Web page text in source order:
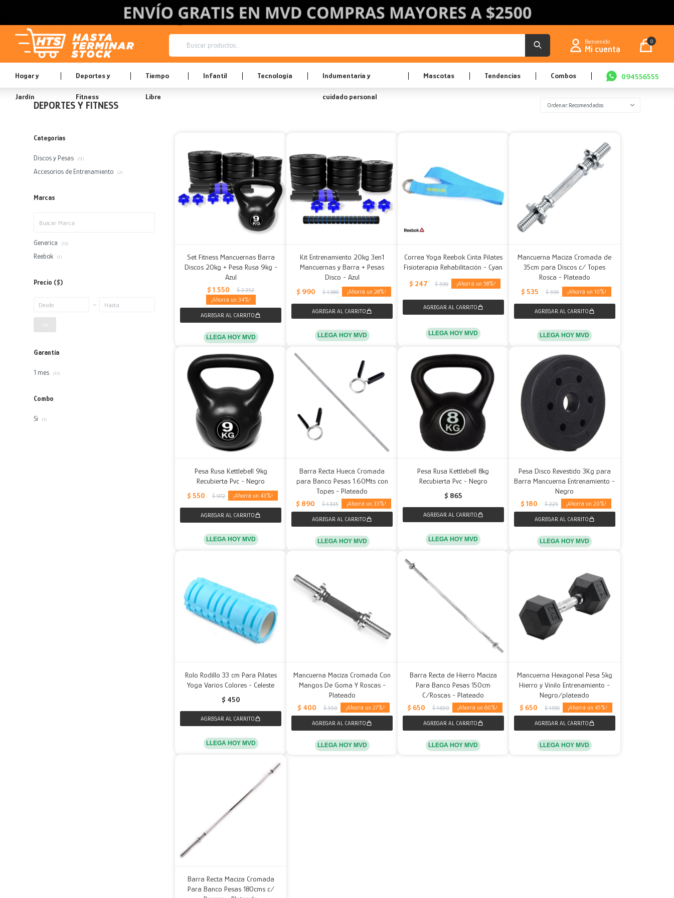
Hogar y
Jardín
Deportes y
Fitness
Tiempo
Libre
Infantil Tecnología Indumentaria y
cuidado personal
Mascotas Tendencias Combos 094556555
0
DEPORTES Y FITNESS Recomendados
Set Fitness Mancuernas Barra
Discos 20kg + Pesa Rusa 9kg -
Azul
$ 1.550 $ 2.352
34
LLEGA HOY MVD
Kit Entrenamiento 20kg 3en1
Mancuernas y Barra + Pesas
Disco - Azul
$ 990 $ 1.380 28
LLEGA HOY MVD
Correa Yoga Reebok Cinta Pilates
Fisioterapia Rehabilitación - Cyan
$ 247 $ 599 58
LLEGA HOY MVD
Mancuerna Maciza Cromada de
35cm para Discos c/ Topes
Rosca - Plateado
$ 535 $ 595 10
LLEGA HOY MVD
Pesa Rusa Kettlebell 9kg
Recubierta Pvc - Negro
$ 550 $ 972 43
LLEGA HOY MVD
Barra Recta Hueca Cromada
para Banco Pesas 1.60Mts con
Topes - Plateado
$ 890 $ 1.335 33
LLEGA HOY MVD
Pesa Rusa Kettlebell 8kg
Recubierta Pvc - Negro
$ 865
LLEGA HOY MVD
Pesa Disco Revestido 3Kg para
Barra Mancuerna Entrenamiento -
Negro
$ 180 $ 225 20
LLEGA HOY MVD
Rolo Rodillo 33 cm Para Pilates
Yoga Varios Colores - Celeste
$ 450
LLEGA HOY MVD
Mancuerna Maciza Cromada Con
Mangos De Goma Y Roscas -
Plateado
$ 400 $ 550 27
LLEGA HOY MVD
Barra Recta de Hierro Maciza
Para Banco Pesas 150cm
C/Roscas - Plateado
$ 650 $ 1.650 60
LLEGA HOY MVD
Mancuerna Hexagonal Pesa 5kg
Hierro y Vinilo Entrenamiento -
Negro/plateado
$ 650 $ 1.199 45
LLEGA HOY MVD
Barra Recta Maciza Cromada
Para Banco Pesas 180cms c/
Categorías
Discos y Pesas (11)
Accesorios de Entrenamiento (2)
Marcas
Generica (12)
Reebok (1)
Precio ($)
Garantía
1 mes (13)
Combo
Si (1)